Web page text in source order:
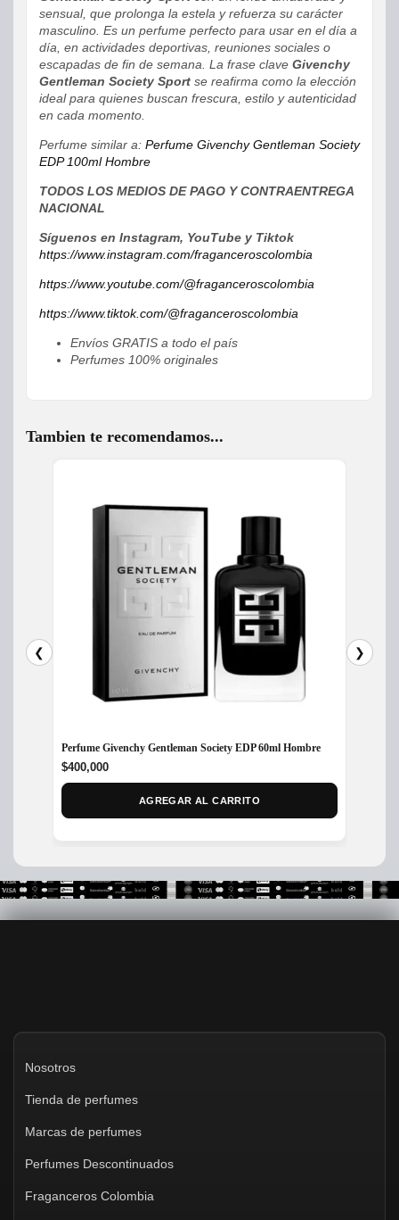
sensual, que prolonga la estela y refuerza su carácter
masculino. Es un perfume perfecto para usar en el día a
día, en actividades deportivas, reuniones sociales o
escapadas de fin de semana. La frase clave Givenchy
Gentleman Society Sport se reafirma como la elección
ideal para quienes buscan frescura, estilo y autenticidad
en cada momento.
Perfume similar a: Perfume Givenchy Gentleman Society
EDP 100ml Hombre
TODOS LOS MEDIOS DE PAGO Y CONTRAENTREGA
NACIONAL
Síguenos en Instagram, YouTube y Tiktok
https://www.instagram.com/fraganceroscolombia
https://www.youtube.com/@fraganceroscolombia
https://www.tiktok.com/@fraganceroscolombia
Envíos GRATIS a todo el país
Perfumes 100% originales
Tambien te recomendamos...
❮
Perfume Givenchy Gentleman Society EDP 60ml Hombre
$400,000
AGREGAR AL CARRITO
❯
Nosotros
Tienda de perfumes
Marcas de perfumes
Perfumes Descontinuados
Fraganceros Colombia